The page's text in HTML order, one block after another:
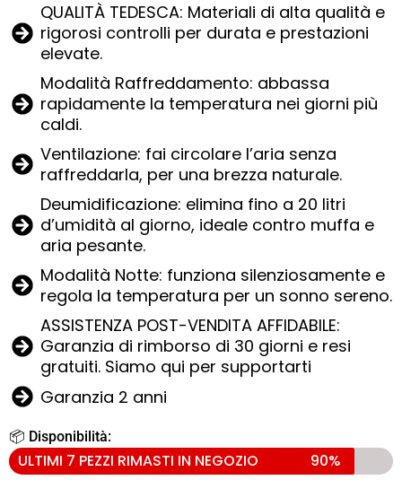
QUALITÀ TEDESCA: Materiali di alta qualità e
rigorosi controlli per durata e prestazioni
elevate.
Modalità Raffreddamento: abbassa
rapidamente la temperatura nei giorni più
caldi.
Ventilazione: fai circolare l’aria senza
raffreddarla, per una brezza naturale.
Deumidificazione: elimina fino a 20 litri
d’umidità al giorno, ideale contro muffa e
aria pesante.
Modalità Notte: funziona silenziosamente e
regola la temperatura per un sonno sereno.
ASSISTENZA POST-VENDITA AFFIDABILE:
Garanzia di rimborso di 30 giorni e resi
gratuiti. Siamo qui per supportarti
Garanzia 2 anni
📦 Disponibilità:
ULTIMI 7 PEZZI RIMASTI IN NEGOZIO 90%